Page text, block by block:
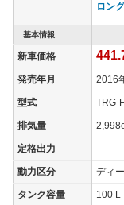
ロング
基本情報
新車価格
発売年月 2016
型式 TRG-
排気量
定格出力 -
動力区分 ディ
タンク容量 100 L